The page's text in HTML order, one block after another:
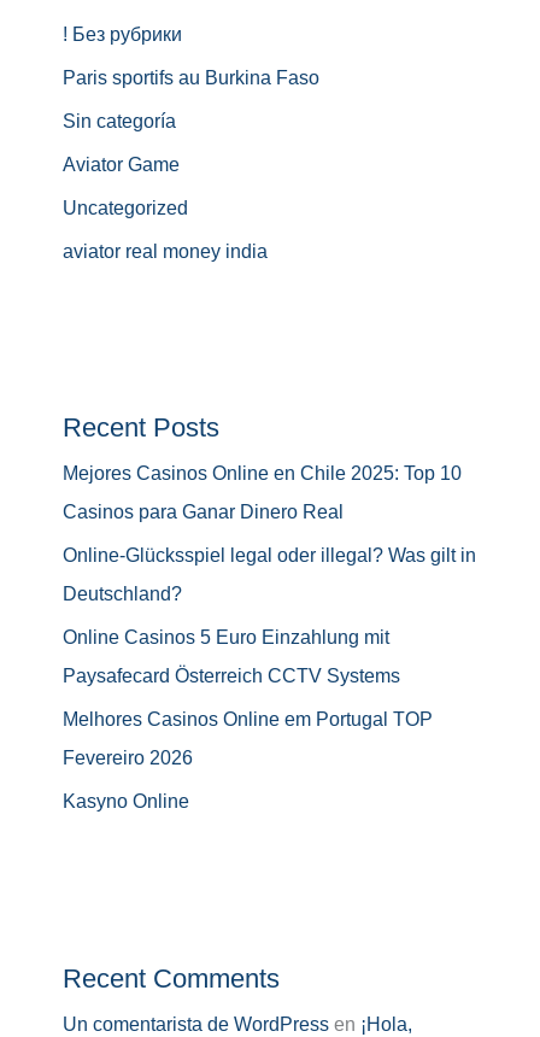
! Без рубрики
Paris sportifs au Burkina Faso
Sin categoría
Aviator Game
Uncategorized
aviator real money india
Recent Posts
Mejores Casinos Online en Chile 2025: Top 10
Casinos para Ganar Dinero Real
Online-Glücksspiel legal oder illegal? Was gilt in
Deutschland?
Online Casinos 5 Euro Einzahlung mit
Paysafecard Österreich CCTV Systems
Melhores Casinos Online em Portugal TOP
Fevereiro 2026
Kasyno Online
Recent Comments
Un comentarista de WordPress en ¡Hola,